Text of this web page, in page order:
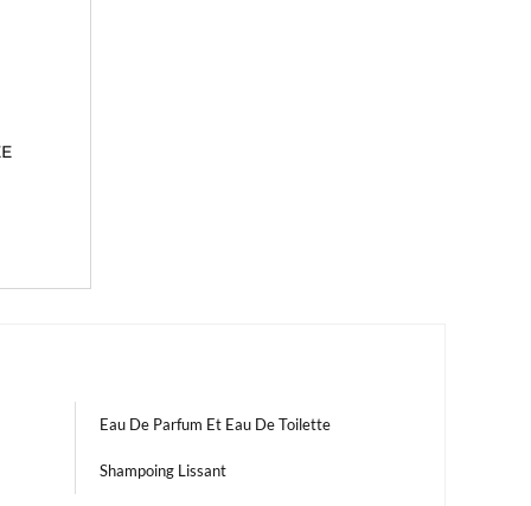
Eau De Parfum Et Eau De Toilette
Shampoing Lissant